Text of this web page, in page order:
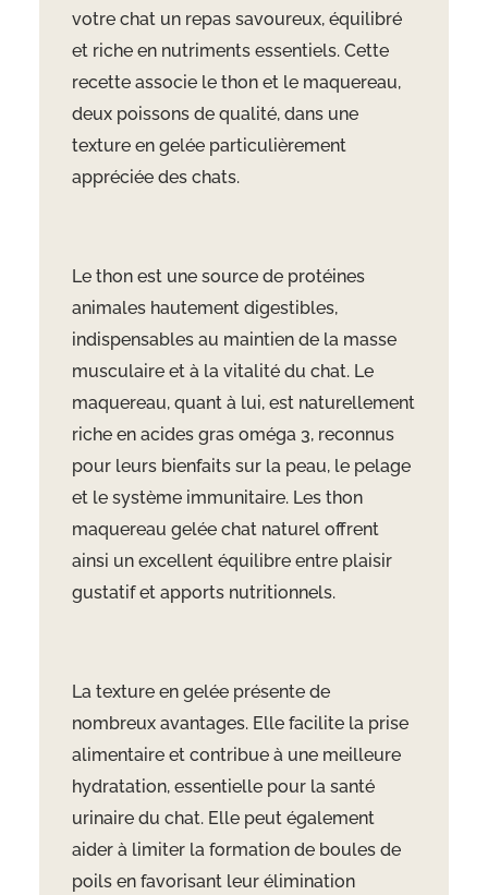
votre chat un repas savoureux, équilibré
et riche en nutriments essentiels. Cette
recette associe le thon et le maquereau,
deux poissons de qualité, dans une
texture en gelée particulièrement
appréciée des chats.
Le thon est une source de protéines
animales hautement digestibles,
indispensables au maintien de la masse
musculaire et à la vitalité du chat. Le
maquereau, quant à lui, est naturellement
riche en acides gras oméga 3, reconnus
pour leurs bienfaits sur la peau, le pelage
et le système immunitaire. Les thon
maquereau gelée chat naturel offrent
ainsi un excellent équilibre entre plaisir
gustatif et apports nutritionnels.
La texture en gelée présente de
nombreux avantages. Elle facilite la prise
alimentaire et contribue à une meilleure
hydratation, essentielle pour la santé
urinaire du chat. Elle peut également
aider à limiter la formation de boules de
poils en favorisant leur élimination